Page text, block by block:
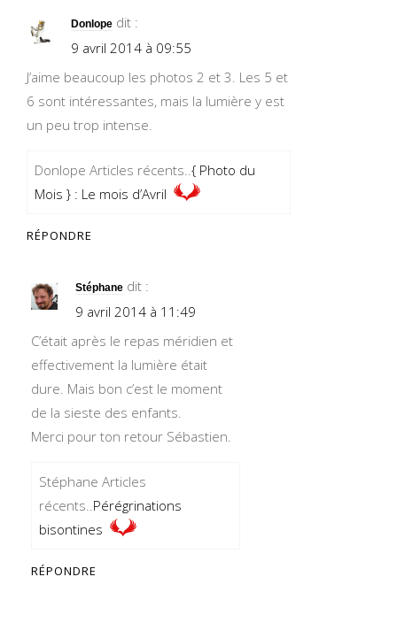
Donlope dit :
9 avril 2014 à 09:55
J’aime beaucoup les photos 2 et 3. Les 5 et
6 sont intéressantes, mais la lumière y est
un peu trop intense.
Donlope Articles récents..{ Photo du
Mois } : Le mois d’Avril
RÉPONDRE
Stéphane dit :
9 avril 2014 à 11:49
C’était après le repas méridien et
effectivement la lumière était
dure. Mais bon c’est le moment
de la sieste des enfants.
Merci pour ton retour Sébastien.
Stéphane Articles
récents..Pérégrinations
bisontines
RÉPONDRE